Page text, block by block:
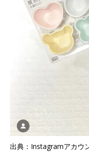
出典：Instagramアカウ